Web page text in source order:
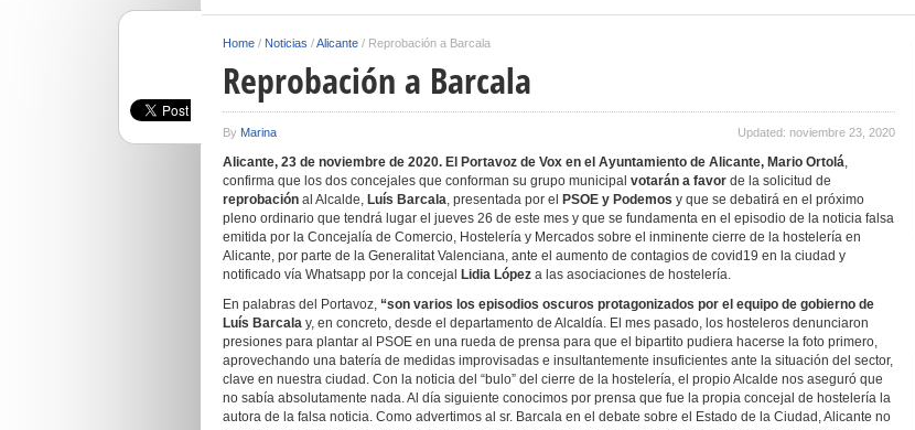
Home / Noticias /Alicante / Reprobación a Barcala
Reprobación a Barcala
By Marina Updated: noviembre 23, 2020
Alicante, 23 de noviembre de 2020. El Portavoz de Vox en el Ayuntamiento de Alicante, Mario Ortolá,
confirma que los dos concejales que conforman su grupo municipal votarán a favor de la solicitud de
reprobación al Alcalde, Luís Barcala, presentada por el PSOE y Podemos y que se debatirá en el próximo
pleno ordinario que tendrá lugar el jueves 26 de este mes y que se fundamenta en el episodio de la noticia falsa
emitida por la Concejalía de Comercio, Hostelería y Mercados sobre el inminente cierre de la hostelería en
Alicante, por parte de la Generalitat Valenciana, ante el aumento de contagios de covid19 en la ciudad y
notificado vía Whatsapp por la concejal Lidia López a las asociaciones de hostelería.
En palabras del Portavoz, “son varios los episodios oscuros protagonizados por el equipo de gobierno de
Luís Barcala y, en concreto, desde el departamento de Alcaldía. El mes pasado, los hosteleros denunciaron
presiones para plantar al PSOE en una rueda de prensa para que el bipartito pudiera hacerse la foto primero,
aprovechando una batería de medidas improvisadas e insultantemente insuficientes ante la situación del sector,
clave en nuestra ciudad. Con la noticia del “bulo” del cierre de la hostelería, el propio Alcalde nos aseguró que
no sabía absolutamente nada. Al día siguiente conocimos por prensa que fue la propia concejal de hostelería la
autora de la falsa noticia. Como advertimos al sr. Barcala en el debate sobre el Estado de la Ciudad, Alicante no